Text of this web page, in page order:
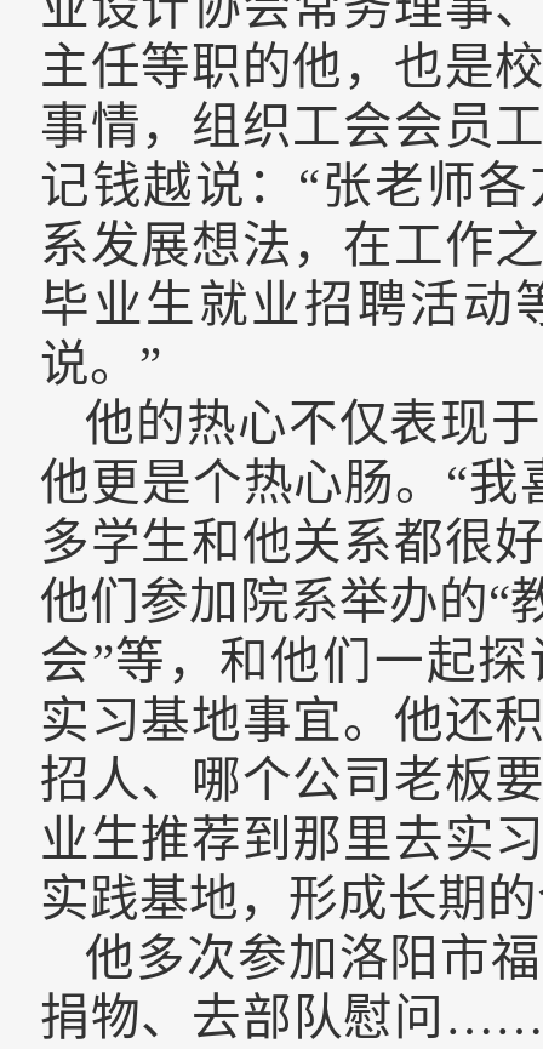
主任等职的他， 也是
事情，组织工会会员
记钱越说：“张老师
系发展想法，在工作
毕业生就业招聘活动
说。”
他的热心不仅表现
他更是个热心肠。“我
多学生和他关系都很
他们参加院系举办的“
会”等，和他们一起
实习基地事宜。他还
招人、哪个公司老板
业生推荐到那里去实
实践基地，形成长期
他多次参加洛阳市
捐物、去部队慰问……